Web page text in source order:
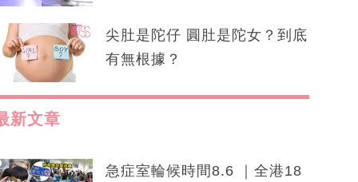
尖肚是陀仔 圓肚是陀女？到底
有無根據？
新文章
急症室輪候時間8.6 ｜全港18